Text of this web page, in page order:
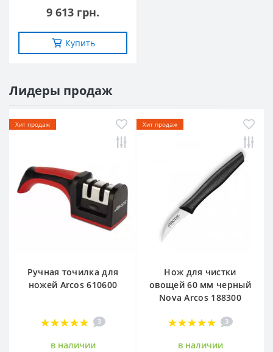
9 613 грн.
Купить
Лидеры продаж
Хит продаж
Ручная точилка для
ножей Arcos 610600
3
в наличии
Хит продаж
Нож для чистки
овощей 60 мм черный
Nova Arcos 188300
3
в наличии